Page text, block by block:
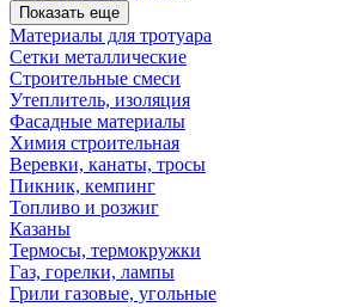
Показать еще
Материалы для тротуара
Сетки металлические
Строительные смеси
Утеплитель, изоляция
Фасадные материалы
Химия строительная
Веревки, канаты, тросы
Пикник, кемпинг
Топливо и розжиг
Казаны
Термосы, термокружки
Газ, горелки, лампы
Грили газовые, угольные